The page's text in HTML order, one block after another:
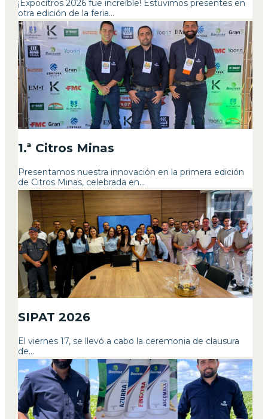
¡Expocitros 2026 fue increíble! Estuvimos presentes en
otra edición de la feria...
1.ª Citros Minas
Presentamos nuestra innovación en la primera edición
de Citros Minas, celebrada en...
SIPAT 2026
El viernes 17, se llevó a cabo la ceremonia de clausura
de...